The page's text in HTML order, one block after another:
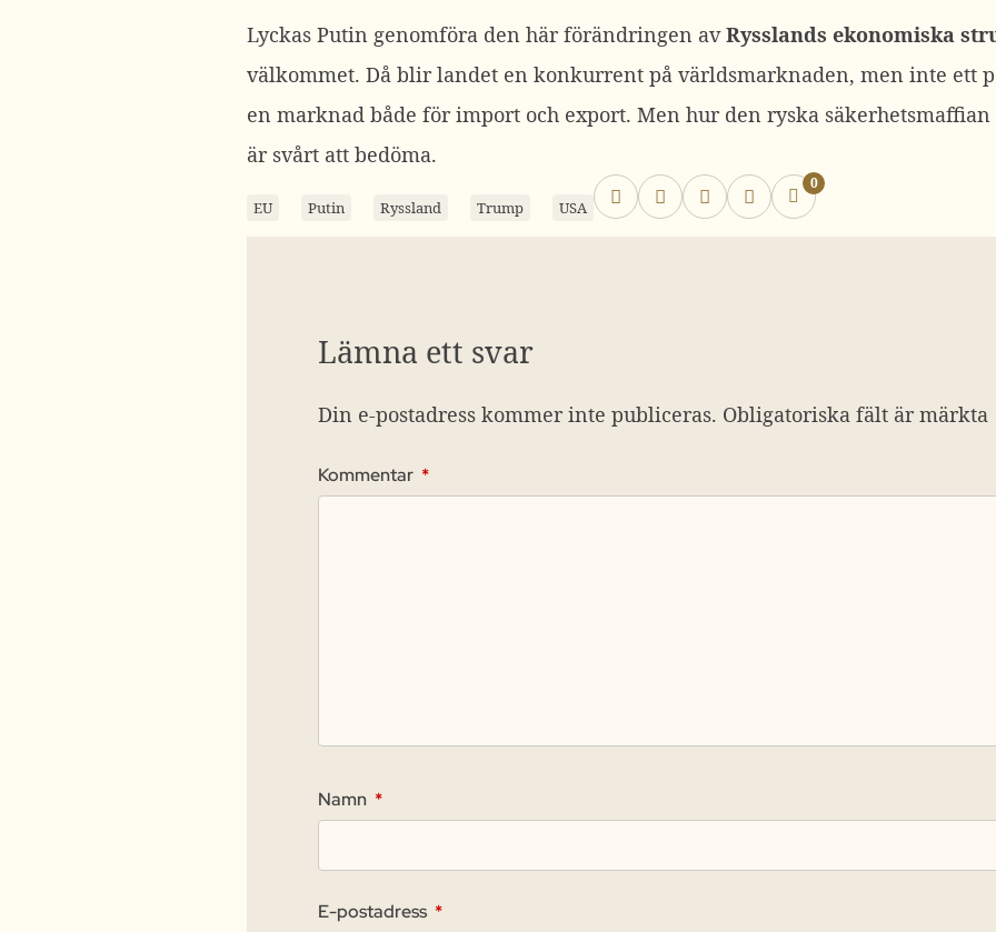
Lyckas Putin genomföra den här förändringen avRysslands ekonomiska
välkommet. Då blir landet en konkurrent på världsmarknaden, men inte ett
en marknad både för import och export. Men hur den ryska
är svårt att bedöma.
EU Putin Ryssland Trump USA
0
Lämna ett svar
Din e-postadress kommer inte publiceras. Obligatoriska fält är märkta
Kommentar *
Namn *
E-postadress *